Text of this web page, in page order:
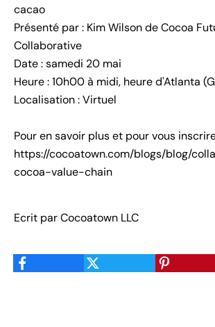
cacao
Présenté par : Kim Wilson de Cocoa
Collaborative
Date : samedi 20 mai
Heure : 10h00 à midi, heure d'Atlanta
Localisation : Virtuel
Pour en savoir plus et pour vous
https://cocoatown.com/blogs/blog/
cocoa-value-chain
Ecrit par Cocoatown LLC